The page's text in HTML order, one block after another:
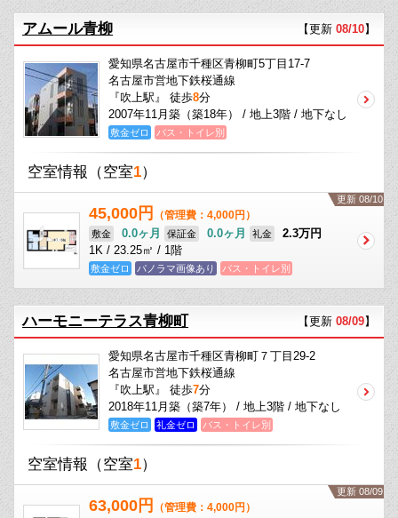
アムール青柳 【更新 08/10】
愛知県名古屋市千種区青柳町5丁目17-7
名古屋市営地下鉄桜通線
『吹上駅』 徒歩8分
2007年11月築（築18年） / 地上3階 / 地下なし
敷金ゼロ バス・トイレ別
空室情報 （空室1）
更新 08/10
45,000円 （管理費：4,000円）
敷金 0.0ヶ月 保証金 0.0ヶ月 礼金
2.3万円
1K / 23.25㎡ / 1階
敷金ゼロ パノラマ画像あり バス・トイレ別
ハーモニーテラス青柳町 【更新 08/09】
愛知県名古屋市千種区青柳町７丁目29-2
名古屋市営地下鉄桜通線
『吹上駅』 徒歩7分
2018年11月築（築7年） / 地上3階 / 地下なし
敷金ゼロ 礼金ゼロ バス・トイレ別
空室情報 （空室1）
更新 08/09
63,000円 （管理費：4,000円）